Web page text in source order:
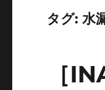
タグ:水
［